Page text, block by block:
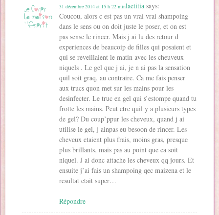
laetitia says:
31 décembre 2014 at 15 h 22 min
Coucou, alors c est pas un vrai vrai shampoing
dans le sens ou on doit juste le poser, et on est
pas sense le rincer. Mais j ai lu des retour d
experiences de beaucoip de filles qui posaient et
qui se reveillaient le matin avec les cheuveux
niquels . Le gel que j ai, je n ai pas la sensation
quil soit graq, au contraire. Ca me fais penser
aux trucs quon met sur les mains pour les
desinfecter. Le truc en gel qui s’estompe quand tu
frotte les mains. Peut etre quil y a plusieurs types
de gel? Du coup’ppur les cheveux, quand j ai
utilise le gel, j ainpas eu besoon de rincer. Les
cheveux etaient plus frais, moins gras, presque
plus brillants, mais pas au point que ca soit
niquel. J ai donc attache les cheveux qq jours. Et
ensuite j’ai fais un shampoing qec maizena et le
resultat etait super…
Répondre